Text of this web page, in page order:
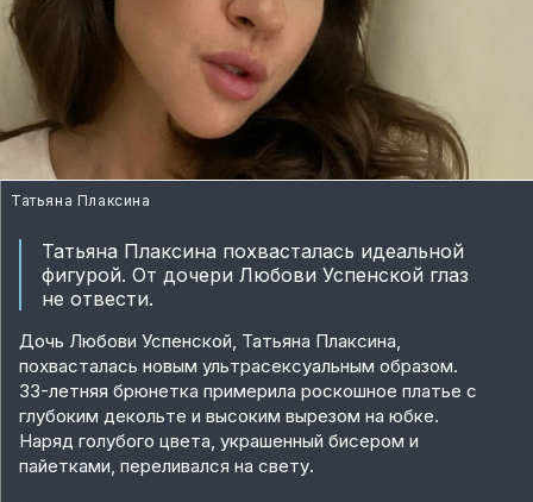
Татьяна Плаксина
Татьяна Плаксина похвасталась идеальной
фигурой. От дочери Любови Успенской глаз
не отвести.
Дочь Любови Успенской, Татьяна Плаксина,
похвасталась новым ультрасексуальным образом.
33-летняя брюнетка примерила роскошное платье с
глубоким декольте и высоким вырезом на юбке.
Наряд голубого цвета, украшенный бисером и
пайетками, переливался на свету.